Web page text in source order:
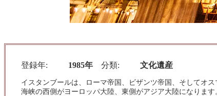
登録年 1985年 分類 文化遺産
イスタンブールは、ローマ帝国、ビザンツ帝国、そしてオ
海峡の西側がヨーロッパ大陸、東側がアジア大陸になります